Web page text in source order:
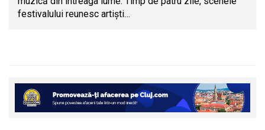
festivalului reunesc artiști…